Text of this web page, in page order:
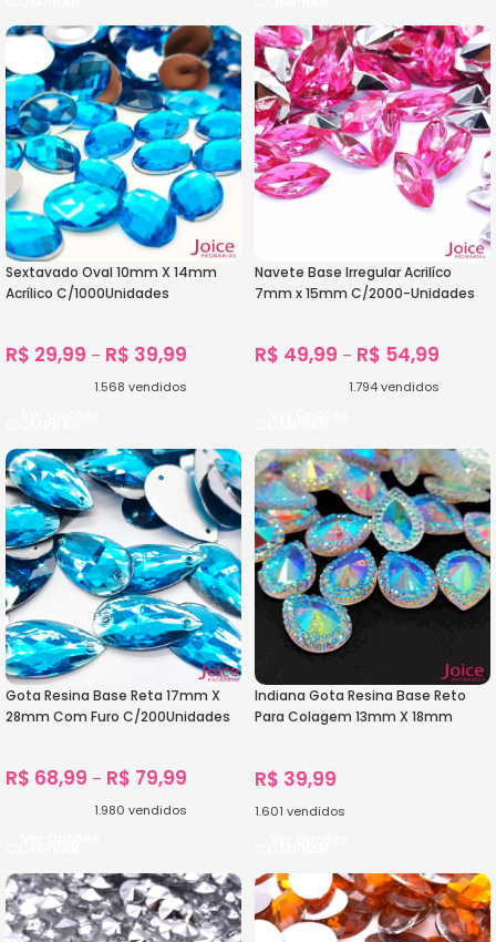
Sextavado Oval 10mm X 14mm
Acrílico C/1000Unidades
R$ 29,99 – R$ 39,99
1.568 vendidos
Navete Base Irregular Acrilíco
7mm x 15mm C/2000-Unidades
R$ 49,99 – R$ 54,99
1.794vendidos
Gota Resina Base Reta 17mm X
28mm Com Furo C/200Unidades
R$ 68,99 – R$ 79,99
1.980 vendidos
Indiana Gota Resina Base Reto
Para Colagem 13mm X 18mm
R$ 39,99
1.601 vendidos